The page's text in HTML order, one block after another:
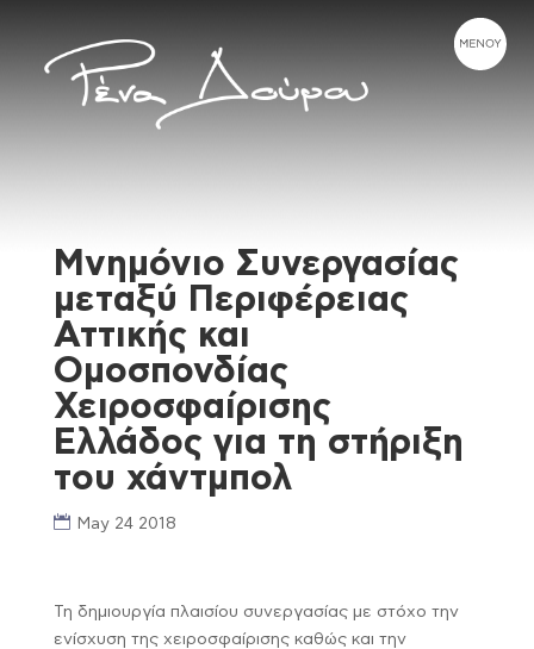
Μνημόνιο Συνεργασίας
μεταξύ Περιφέρειας
Αττικής και
Ομοσπονδίας
Χειροσφαίρισης
Ελλάδος για τη στήριξη
του χάντμπολ
May 24 2018
Τη δημιουργία πλαισίου συνεργασίας με στόχο την
ενίσχυση της χειροσφαίρισης καθώς και την